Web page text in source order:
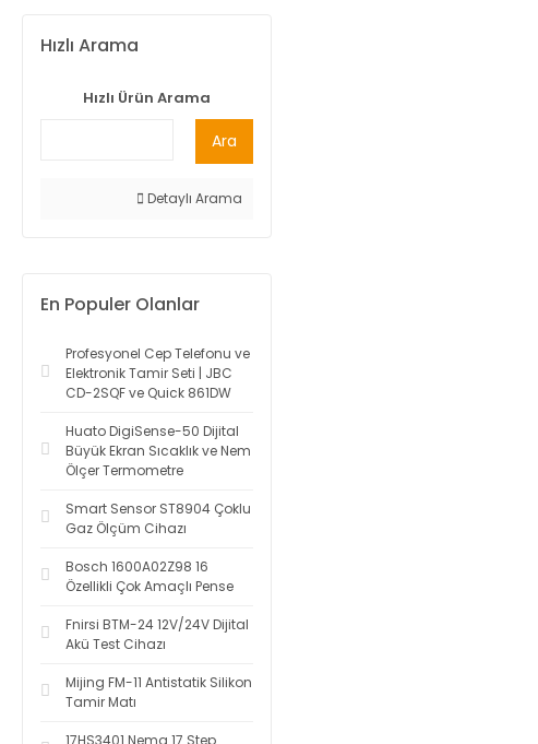
Hızlı Arama
Hızlı Ürün Arama
Ara
Detaylı Arama
En Populer Olanlar
Profesyonel Cep Telefonu ve
Elektronik Tamir Seti | JBC
CD-2SQF ve Quick 861DW
Huato DigiSense-50 Dijital
Büyük Ekran Sıcaklık ve Nem
Ölçer Termometre
Smart Sensor ST8904 Çoklu
Gaz Ölçüm Cihazı
Bosch 1600A02Z98 16
Özellikli Çok Amaçlı Pense
Fnirsi BTM-24 12V/24V Dijital
Akü Test Cihazı
Mijing FM-11 Antistatik Silikon
Tamir Matı
17HS3401 Nema 17 Step